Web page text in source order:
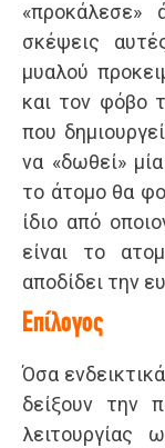
«προκάλεσε»
σκέψεις
μυαλού
και τον φόβο
που
να «δωθεί»
το άτομο θα
ίδιο από
είναι το
αποδίδει την
Επίλογος
Όσα
δείξουν την
λειτουργίας